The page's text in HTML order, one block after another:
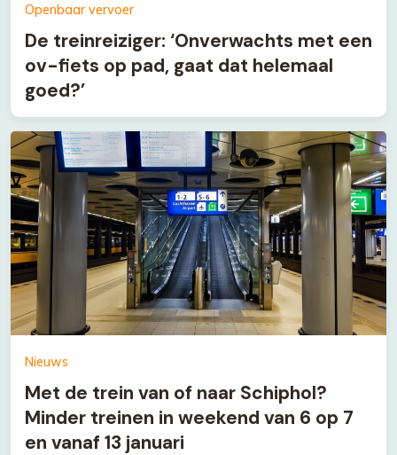
Openbaar vervoer
De treinreiziger: ‘Onverwachts met een
ov-fiets op pad, gaat dat helemaal
goed?’
Nieuws
Met de trein van of naar Schiphol?
Minder treinen in weekend van 6 op 7
en vanaf 13 januari